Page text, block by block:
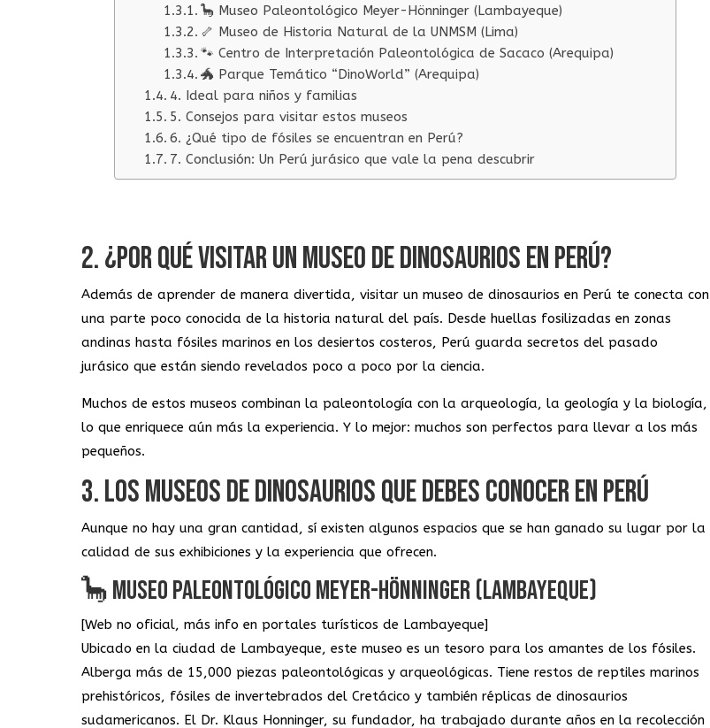
🦕 Museo Paleontológico Meyer-Hönninger (Lambayeque)
🦴 Museo de Historia Natural de la UNMSM (Lima)
🐾 Centro de Interpretación Paleontológica de Sacaco (Arequipa)
🐲 Parque Temático “DinoWorld” (Arequipa)
4. Ideal para niños y familias
5. Consejos para visitar estos museos
6. ¿Qué tipo de fósiles se encuentran en Perú?
7. Conclusión: Un Perú jurásico que vale la pena descubrir
2. ¿POR QUÉ VISITAR UN MUSEO DE DINOSAURIOS EN PERÚ?
Además de aprender de manera divertida, visitar un museo de dinosaurios en Perú te conecta con
una parte poco conocida de la historia natural del país. Desde huellas fosilizadas en zonas
andinas hasta fósiles marinos en los desiertos costeros, Perú guarda secretos del pasado
jurásico que están siendo revelados poco a poco por la ciencia.
Muchos de estos museos combinan la paleontología con la arqueología, la geología y la biología,
lo que enriquece aún más la experiencia. Y lo mejor: muchos son perfectos para llevar a los más
pequeños.
3. LOS MUSEOS DE DINOSAURIOS QUE DEBES CONOCER EN PERÚ
Aunque no hay una gran cantidad, sí existen algunos espacios que se han ganado su lugar por la
calidad de sus exhibiciones y la experiencia que ofrecen.
🦕 MUSEO PALEONTOLÓGICO MEYER-HÖNNINGER (LAMBAYEQUE)
[Web no oficial, más info en portales turísticos de Lambayeque]
Ubicado en la ciudad de Lambayeque, este museo es un tesoro para los amantes de los fósiles.
Alberga más de 15,000 piezas paleontológicas y arqueológicas. Tiene restos de reptiles marinos
prehistóricos, fósiles de invertebrados del Cretácico y también réplicas de dinosaurios
sudamericanos. El Dr. Klaus Honninger, su fundador, ha trabajado durante años en la recolección